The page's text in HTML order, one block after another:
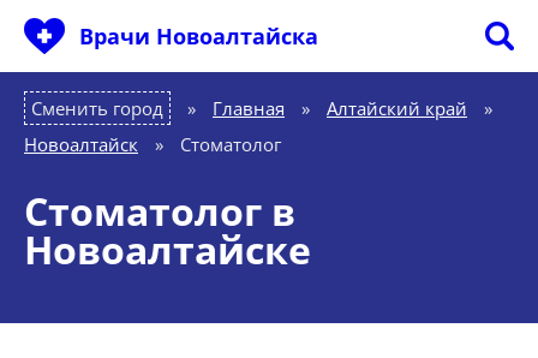
Врачи Новоалтайска
Сменить город Главная » Алтайский край
»
Новоалтайск
» Стоматолог
Стоматолог в
Новоалтайске